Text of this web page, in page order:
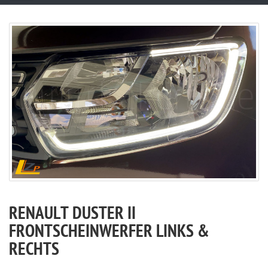
RENAULT DUSTER II
FRONTSCHEINWERFER LINKS &
RECHTS